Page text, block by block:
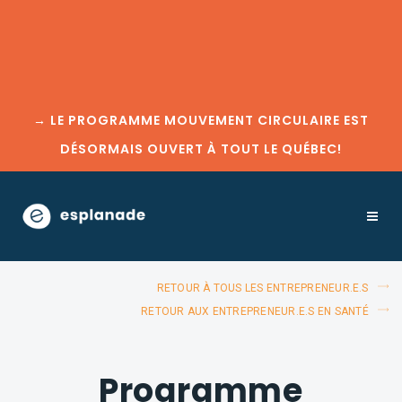
→ LE PROGRAMME MOUVEMENT CIRCULAIRE EST
DÉSORMAIS OUVERT À TOUT LE QUÉBEC!
RETOUR À TOUS LES ENTREPRENEUR.E.S
RETOUR AUX ENTREPRENEUR.E.S EN SANTÉ
Programme